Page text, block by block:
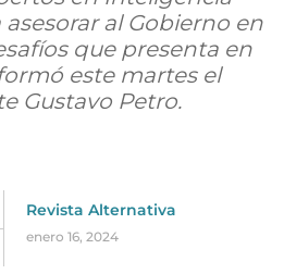
al Gobierno en
que presenta en
este martes el
Gustavo Petro.
Revista Alternativa
enero 16, 2024